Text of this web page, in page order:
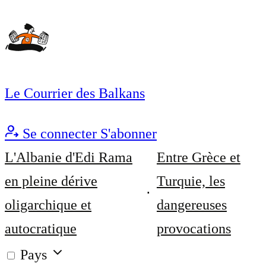
Le Courrier des Balkans
Se connecter S'abonner
L'Albanie d'Edi Rama
en pleine dérive
oligarchique et
autocratique
Entre Grèce et
Turquie, les
dangereuses
provocations
Pays